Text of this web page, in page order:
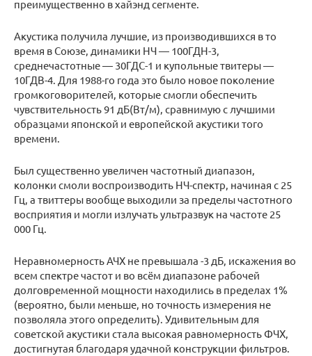
преимущественно в хайэнд сегменте.
Акустика получила лучшие, из производившихся в то
время в Союзе, динамики НЧ — 100ГДН-3,
среднечастотные — 30ГДС-1 и купольные твитеры —
10ГДВ-4. Для 1988-го года это было новое поколение
громкоговорителей, которые смогли обеспечить
чувствительность 91 дБ(Вт/м), сравнимую с лучшими
образцами японской и европейской акустики того
времени.
Был существенно увеличен частотный диапазон,
колонки смоли воспроизводить НЧ-спектр, начиная с 25
Гц, а твиттеры вообще выходили за пределы частотного
восприятия и могли излучать ультразвук на частоте 25
000 Гц.
Неравномерность АЧХ не превышала -3 дБ, искажения во
всем спектре частот и во всём диапазоне рабочей
долговременной мощности находились в пределах 1%
(вероятно, были меньше, но точность измерения не
позволяла этого определить). Удивительным для
советской акустики стала высокая равномерность ФЧХ,
достигнутая благодаря удачной конструкции фильтров.